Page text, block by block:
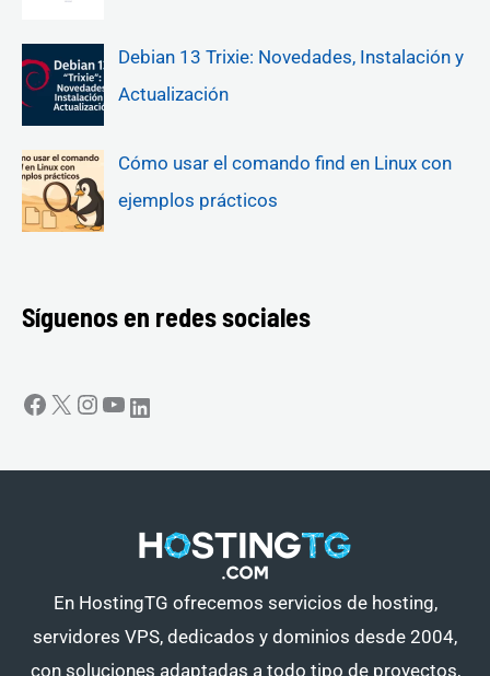
Debian 13 Trixie: Novedades, Instalación y
Actualización
Cómo usar el comando find en Linux con
ejemplos prácticos
Síguenos en redes sociales
En HostingTG ofrecemos servicios de hosting,
servidores VPS, dedicados y dominios desde 2004,
con soluciones adaptadas a todo tipo de proyectos,